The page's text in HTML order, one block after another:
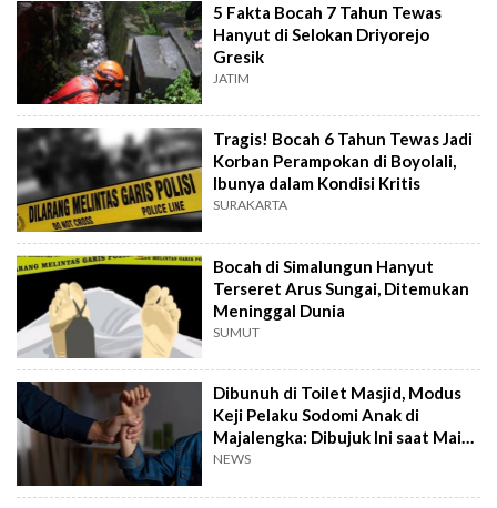
5 Fakta Bocah 7 Tahun Tewas
Hanyut di Selokan Driyorejo
Gresik
JATIM
Tragis! Bocah 6 Tahun Tewas Jadi
Korban Perampokan di Boyolali,
Ibunya dalam Kondisi Kritis
SURAKARTA
Bocah di Simalungun Hanyut
Terseret Arus Sungai, Ditemukan
Meninggal Dunia
SUMUT
Dibunuh di Toilet Masjid, Modus
Keji Pelaku Sodomi Anak di
Majalengka: Dibujuk Ini saat Main
Sepeda!
NEWS